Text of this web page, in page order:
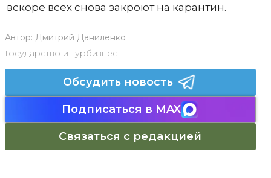
вскоре всех снова закроют на карантин.
Автор: Дмитрий Даниленко
Государство и турбизнес
Обсудить новость
Подписаться в MAX
Связаться с редакцией